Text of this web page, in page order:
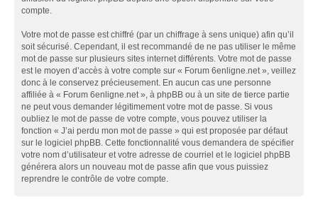
compte.
Votre mot de passe est chiffré (par un chiffrage à sens unique) afin qu’il
soit sécurisé. Cependant, il est recommandé de ne pas utiliser le même
mot de passe sur plusieurs sites internet différents. Votre mot de passe
est le moyen d’accès à votre compte sur « Forum 6enligne.net », veillez
donc à le conservez précieusement. En aucun cas une personne
affiliée à « Forum 6enligne.net », à phpBB ou à un site de tierce partie
ne peut vous demander légitimement votre mot de passe. Si vous
oubliez le mot de passe de votre compte, vous pouvez utiliser la
fonction « J’ai perdu mon mot de passe » qui est proposée par défaut
sur le logiciel phpBB. Cette fonctionnalité vous demandera de spécifier
votre nom d’utilisateur et votre adresse de courriel et le logiciel phpBB
générera alors un nouveau mot de passe afin que vous puissiez
reprendre le contrôle de votre compte.